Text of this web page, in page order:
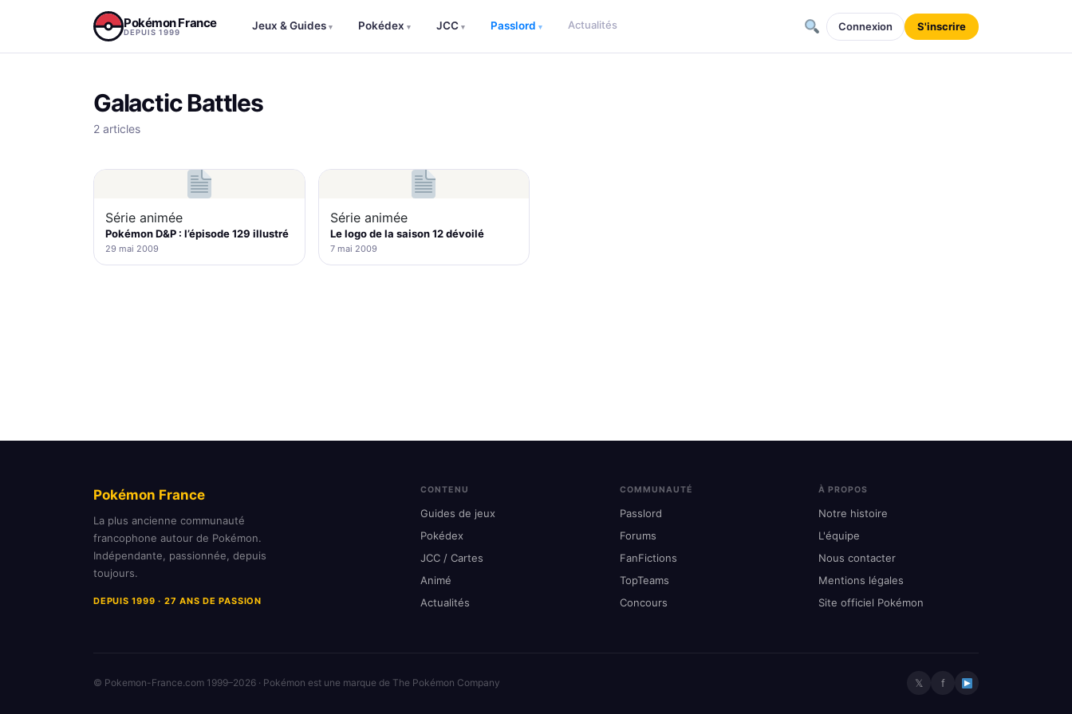
Pokémon France
DEPUIS 1999
Jeux & Guides ▾ Pokédex ▾ JCC ▾ Passlord ▾ Actualités Connexion S'inscrire
Galactic Battles
2 articles
Série animée
Pokémon D&P : l’épisode 129 illustré
29 mai 2009
Série animée
Le logo de la saison 12 dévoilé
7 mai 2009
Pokémon France
La plus ancienne communauté
francophone autour de Pokémon.
Indépendante, passionnée, depuis
toujours.
DEPUIS 1999 · 27 ANS DE PASSION
CONTENU
Guides de jeux
Pokédex
JCC / Cartes
Animé
Actualités
COMMUNAUTÉ
Passlord
Forums
FanFictions
TopTeams
Concours
À PROPOS
Notre histoire
L'équipe
Nous contacter
Mentions légales
Site officiel Pokémon
© Pokemon-France.com 1999–2026 · Pokémon est une marque de The Pokémon Company 𝕏 f